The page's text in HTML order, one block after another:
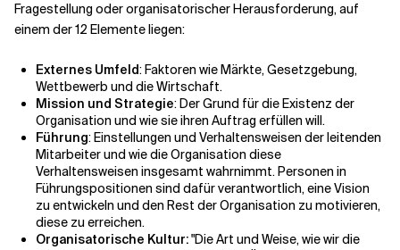
Fragestellung oder organisatorischer Herausforderung, auf
einem der 12 Elemente liegen:
Externes Umfeld: Faktoren wie Märkte, Gesetzgebung,
Wettbewerb und die Wirtschaft.
Mission und Strategie: Der Grund für die Existenz der
Organisation und wie sie ihren Auftrag erfüllen will.
Führung: Einstellungen und Verhaltensweisen der leitenden
Mitarbeiter und wie die Organisation diese
Verhaltensweisen insgesamt wahrnimmt. Personen in
Führungspositionen sind dafür verantwortlich, eine Vision
zu entwickeln und den Rest der Organisation zu motivieren,
diese zu erreichen.
Organisatorische Kultur:"Die Art und Weise, wie wir die